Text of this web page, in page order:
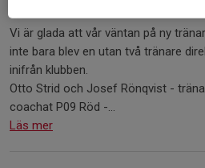
Vi är glada att vår väntan på ny
inte bara blev en utan två tränare
inifrån klubben.
Otto Strid och Josef Rönqvist -
coachat P09 Röd -...
Läs mer